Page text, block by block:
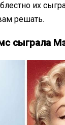
их
решать.
сыграла